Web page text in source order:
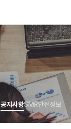
공지사항SMR안전정보